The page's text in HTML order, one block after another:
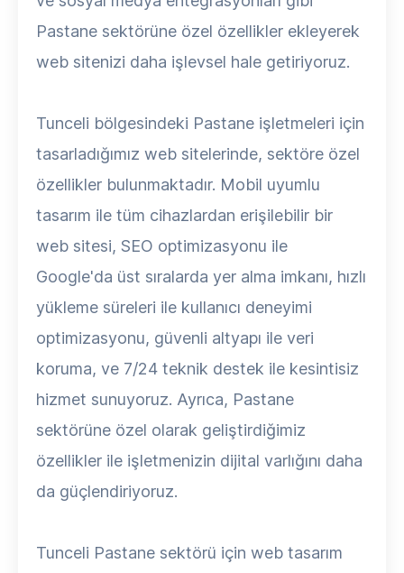
Pastane sektörüne özel özellikler ekleyerek
web sitenizi daha işlevsel hale getiriyoruz.
Tunceli bölgesindeki Pastane işletmeleri için
tasarladığımız web sitelerinde, sektöre özel
özellikler bulunmaktadır. Mobil uyumlu
tasarım ile tüm cihazlardan erişilebilir bir
web sitesi, SEO optimizasyonu ile
Google'da üst sıralarda yer alma imkanı, hızlı
yükleme süreleri ile kullanıcı deneyimi
optimizasyonu, güvenli altyapı ile veri
koruma, ve 7/24 teknik destek ile kesintisiz
hizmet sunuyoruz. Ayrıca, Pastane
sektörüne özel olarak geliştirdiğimiz
özellikler ile işletmenizin dijital varlığını daha
da güçlendiriyoruz.
Tunceli Pastane sektörü için web tasarım